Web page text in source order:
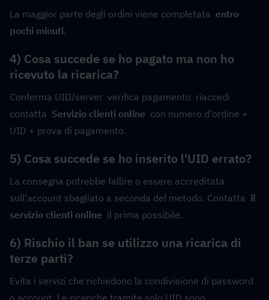
La maggior parte degli ordini viene completata entro
pochi minuti.
4) Cosa succede se ho pagato ma non ho
ricevuto la ricarica?
Conferma UID/server  verifica pagamento  riaccedi
contatta Servizio clienti online
  con numero d'ordine +
UID + prova di pagamento.
5) Cosa succede se ho inserito l'UID errato?
La consegna potrebbe fallire o essere accreditata
sull'account sbagliato a seconda del metodo. Contatta il
servizio clienti online
  il prima possibile.
6) Rischio il ban se utilizzo una ricarica di
terze parti?
Evita i servizi che richiedono la condivisione di password
o account. Le ricariche tramite solo UID sono